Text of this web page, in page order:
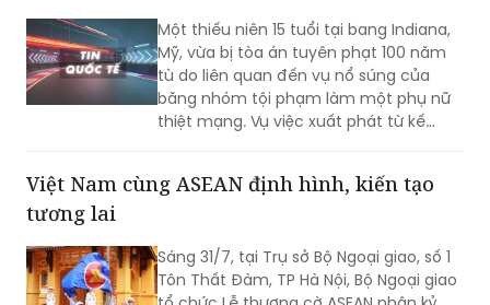
Một thiếu niên 15 tuổi tại bang Indiana,
Mỹ, vừa bị tòa án tuyên phạt 100 năm
tù do liên quan đến vụ nổ súng của
băng nhóm tội phạm làm một phụ nữ
thiệt mạng. Vụ việc xuất phát từ kế
quan tử vong và hai người khác bị
Việt Nam cùng ASEAN định hình, kiến tạo
tương lai
Sáng 31/7, tại Trụ sở Bộ Ngoại giao, số 1
Tôn Thất Đàm, TP Hà Nội, Bộ Ngoại giao